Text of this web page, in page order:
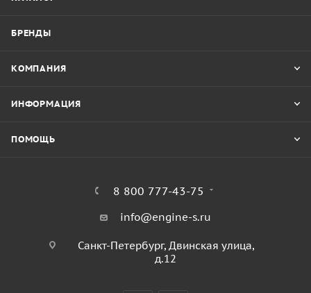
БРЕНДЫ
КОМПАНИЯ
ИНФОРМАЦИЯ
ПОМОЩЬ
8 800 777-43-75
info@engine-s.ru
Санкт-Петербург, Двинская улица,
д.12